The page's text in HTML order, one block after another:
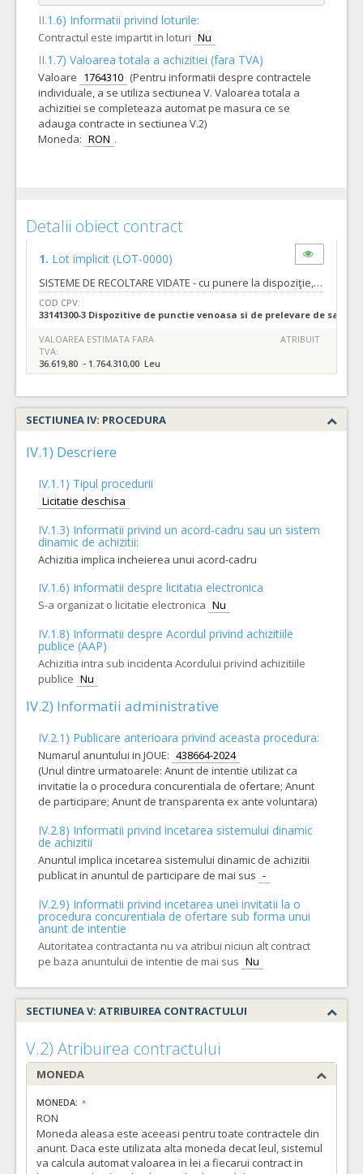
II.1.6) Informatii privind loturile:
Contractul este impartit in loturi Nu
II.1.7) Valoarea totala a achizitiei (fara TVA)
Valoare 1764310 (Pentru informatii despre contractele
individuale, a se utiliza sectiunea V. Valoarea totala a
achizitiei se completeaza automat pe masura ce se
adauga contracte in sectiunea V.2)
Moneda: RON .
Detalii obiect contract
1. Lot implicit (LOT-0000)
SISTEME DE RECOLTARE VIDATE - cu punere la dispoziţie, cu titlu gratuit, a doua analizoare automate pentru determinarea valorii de sedimentare a hematiilor si a factorului de anemie din sangele uman - conform specificatiilor din caietul de sarcini care face parte integranta din documentatia de atribuire si constituie ansamblul cerintelor pe baza carora se elaboreaza de catre fiecare ofertant propunerea tehnica. Numar zile pana la care se pot solicita clarificari inainte de data limita de depunere a ofertelor/candidaturilor: 18 zile. Data limita de transmitere a raspunsului la solicitarile de clarificari: in a 11-a zi inainte de data limita de depunere a ofertelor specificata in anuntul de participare. (Conform art.160 alin.2 si art.161 din Legea 98/2016 modificate prin OUG 107/2017). Pentru mai multe detalii vezi caietul de sarcini atasat in cadrul documentelor de atribuire.
COD CPV:
33141300-3 Dispozitive de punctie venoasa si de prelevare de sange
VALOAREA ESTIMATA FARA
TVA:
36.619,80 - 1.764.310,00 Leu
ATRIBUIT
SECTIUNEA IV: PROCEDURA
IV.1) Descriere
IV.1.1) Tipul procedurii
Licitatie deschisa
IV.1.3) Informatii privind un acord-cadru sau un sistem
dinamic de achizitii:
Achizitia implica incheierea unui acord-cadru
IV.1.6) Informatii despre licitatia electronica
S-a organizat o licitatie electronica Nu
IV.1.8) Informatii despre Acordul privind achizitiile
publice (AAP)
Achizitia intra sub incidenta Acordului privind achizitiile
publice Nu
IV.2) Informatii administrative
IV.2.1) Publicare anterioara privind aceasta procedura:
Numarul anuntului in JOUE: 438664-2024
(Unul dintre urmatoarele: Anunt de intentie utilizat ca
invitatie la o procedura concurentiala de ofertare; Anunt
de participare; Anunt de transparenta ex ante voluntara)
IV.2.8) Informatii privind incetarea sistemului dinamic
de achizitii
Anuntul implica incetarea sistemului dinamic de achizitii
publicat in anuntul de participare de mai sus -
IV.2.9) Informatii privind incetarea unei invitatii la o
procedura concurentiala de ofertare sub forma unui
anunt de intentie
Autoritatea contractanta nu va atribui niciun alt contract
pe baza anuntului de intentie de mai sus Nu
SECTIUNEA V: ATRIBUIREA CONTRACTULUI
V.2) Atribuirea contractului
MONEDA
MONEDA:
RON
Moneda aleasa este aceeasi pentru toate contractele din
anunt. Daca este utilizata alta moneda decat leul, sistemul
va calcula automat valoarea in lei a fiecarui contract in